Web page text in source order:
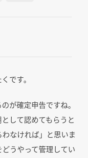
です。
が確定申告ですね。
して認めてもらうと
なければ」と思いま
うやって管理してい